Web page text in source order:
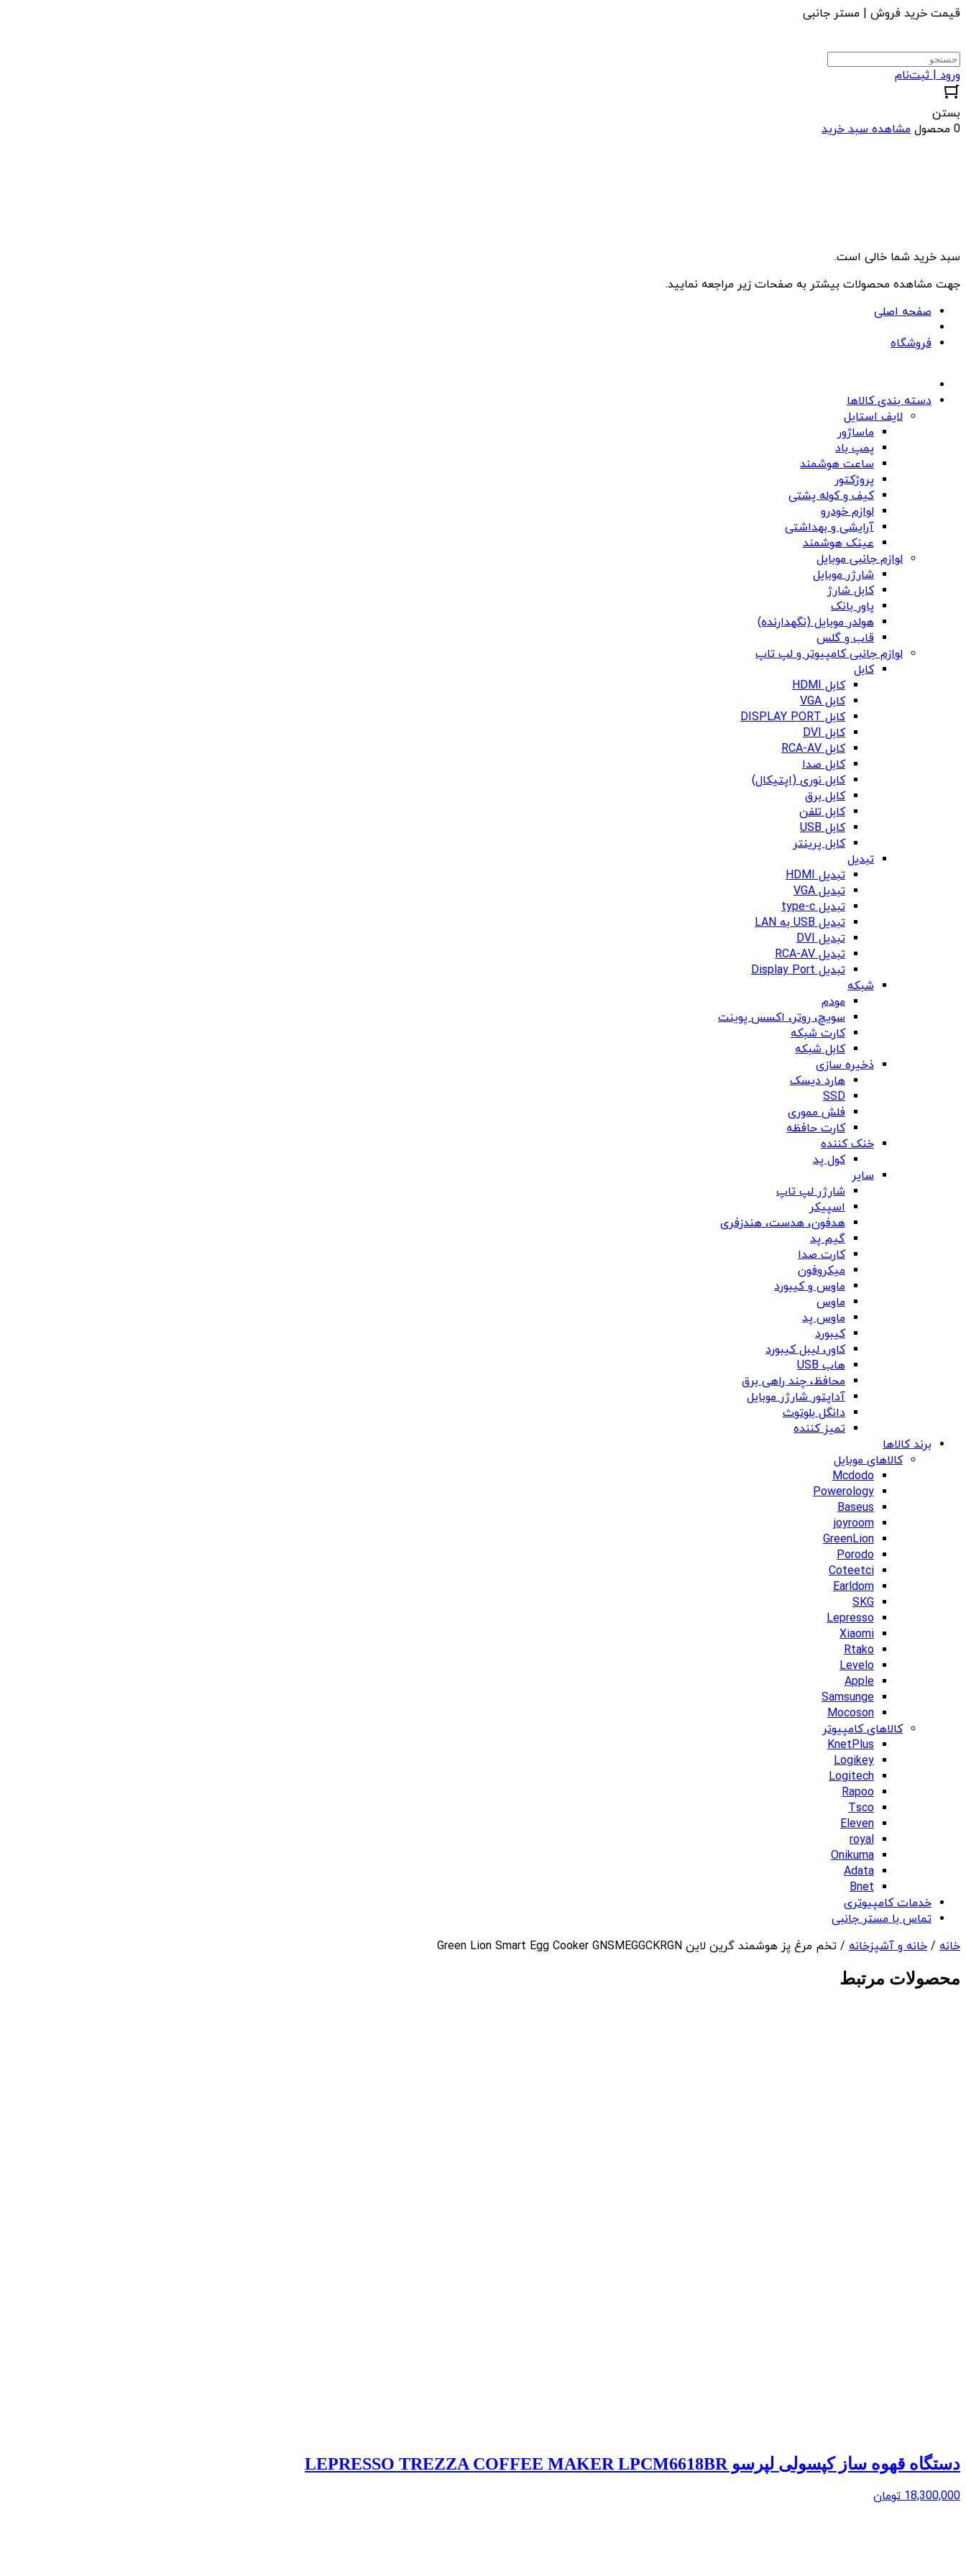
قیمت خرید فروش | مستر جانبی
ورود | ثبت‌نام
بستن
0 محصول
مشاهده سبد خرید
سبد خرید شما خالی است.
جهت مشاهده محصولات بیشتر به صفحات زیر مراجعه نمایید.
صفحه اصلی
فروشگاه
دسته بندی کالاها
لایف استایل
ماساژور
پمپ باد
ساعت هوشمند
پروژکتور
کیف و کوله پشتی
لوازم خودرو
آرایشی و بهداشتی
عینک هوشمند
لوازم جانبی موبایل
شارژر موبایل
کابل شارژ
پاور بانک
هولدر موبایل (نگهدارنده)
قاب و گلس
لوازم جانبی کامپیوتر و لپ تاپ
کابل
کابل HDMI
کابل VGA
کابل DISPLAY PORT
کابل DVI
کابل RCA-AV
کابل صدا
کابل نوری (اپتیکال)
کابل برق
کابل تلفن
کابل USB
کابل پرینتر
تبدیل
تبدیل HDMI
تبدیل VGA
تبدیل type-c
تبدیل USB به LAN
تبدیل DVI
تبدیل RCA-AV
تبدیل Display Port
شبکه
مودم
سویچ، روتر، اکسس پوینت
کارت شبکه
کابل شبکه
ذخیره سازی
هارد دیسک
SSD
فلش مموری
کارت حافظه
خنک کننده
کول پد
سایر
شارژر لپ تاپ
اسپیکر
هدفون، هدست، هندزفری
گیم پد
کارت صدا
میکروفون
ماوس و کیبورد
ماوس
ماوس پد
کیبورد
کاور، لیبل کیبورد
هاب USB
محافظ، چند راهی برق
آداپتور شارژر موبایل
دانگل بلوتوث
تمیز کننده
برند کالاها
کالاهای موبایل
Mcdodo
Powerology
Baseus
joyroom
GreenLion
Porodo
Coteetci
Earldom
SKG
Lepresso
Xiaomi
Rtako
Levelo
Apple
Samsunge
Mocoson
کالاهای کامپیوتر
KnetPlus
Logikey
Logitech
Rapoo
Tsco
Eleven
royal
Onikuma
Adata
Bnet
خدمات کامپیوتری
تماس با مستر جانبی
خانه / خانه و آشپزخانه / تخم مرغ پز هوشمند گرین لاین Green Lion Smart Egg Cooker GNSMEGGCKRGN
محصولات مرتبط
دستگاه قهوه ساز کپسولی لپرسو LEPRESSO TREZZA COFFEE MAKER LPCM6618BR
18,300,000 تومان